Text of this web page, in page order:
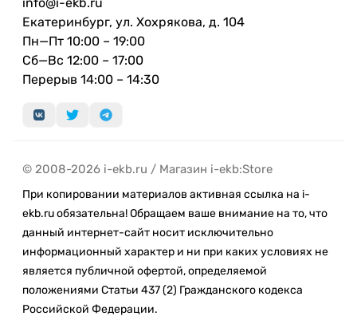
Екатеринбург, ул. Хохрякова, д. 104
Пн—Пт 10:00 – 19:00
Сб—Вс 12:00 – 17:00
Перерыв 14:00 – 14:30
© 2008-2026 i-ekb.ru / Магазин i-ekb:Store
При копировании материалов активная ссылка на i-
ekb.ru обязательна! Обращаем ваше внимание на то, что
данный интернет-сайт носит исключительно
информационный характер и ни при каких условиях не
является публичной офертой, определяемой
положениями Статьи 437 (2) Гражданского кодекса
Российской Федерации.